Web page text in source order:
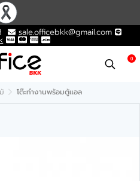
sale.officebkk@gmail.com
0
โต๊ะทำงานพร้อมตู้แอล